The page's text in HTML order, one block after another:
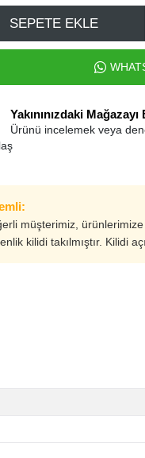
SEPETE EKLE
Yakınınızdaki
Ürünü incelemek veya
müşterimiz,
kilidi takılmıştır. Kilidi